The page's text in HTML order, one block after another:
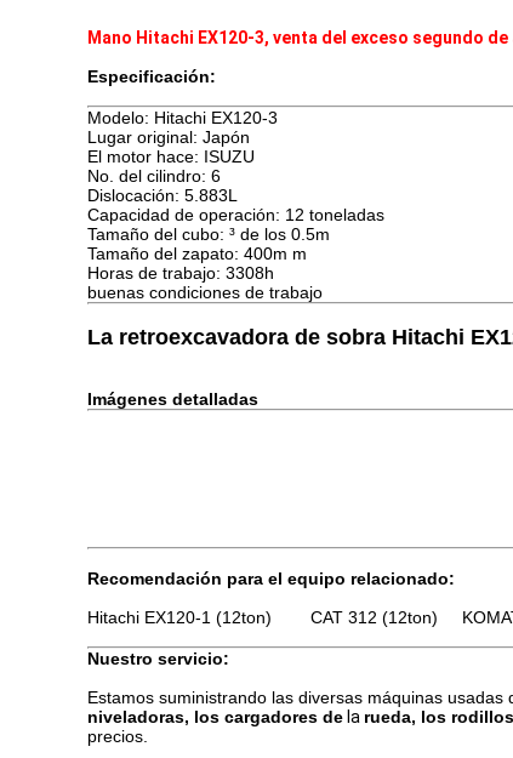
Mano Hitachi EX120-3, venta del exceso segundo
Especificación:
Modelo: Hitachi EX120-3
Lugar original: Japón
El motor hace: ISUZU
No. del cilindro: 6
Dislocación: 5.883L
Capacidad de operación: 12 toneladas
Tamaño del cubo: ³ de los 0.5m
Tamaño del zapato: 400m m
Horas de trabajo: 3308h
buenas condiciones de trabajo
La retroexcavadora de sobra Hitachi
Imágenes detalladas
Recomendación para el equipo relacionado:
Hitachi EX120-1 (12ton) CAT 312 (12ton)
Nuestro servicio:
Estamos suministrando las diversas máquinas
niveladoras, los cargadores de la rueda, los
precios.